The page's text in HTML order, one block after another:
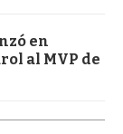
en
al MVP de